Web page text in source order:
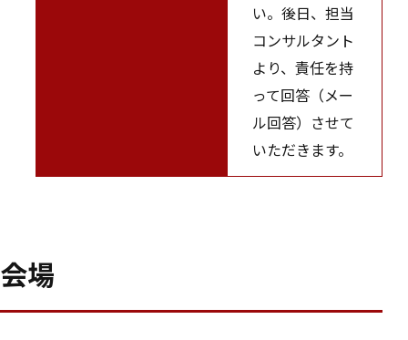
い。後日、担当
コンサルタント
より、責任を持
って回答（メー
ル回答）させて
いただきます。
会場